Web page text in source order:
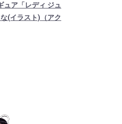
ュア「レディ ジュ
(イラスト)（アク